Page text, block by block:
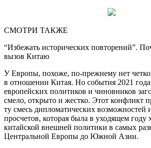
СМОТРИ ТАКЖЕ
“Избежать исторических повторений”.
вызов Китаю
У Европы, похоже, по-прежнему нет
в отношении Китая. Но события 2021
европейских политиков и чиновников
смело, открыто и жестко. Этот конфликт
ту смесь дипломатических возможностей
просчетов, которая была в уходящем году
китайской внешней политики в самых
Центральной Европы до Южной Азии.